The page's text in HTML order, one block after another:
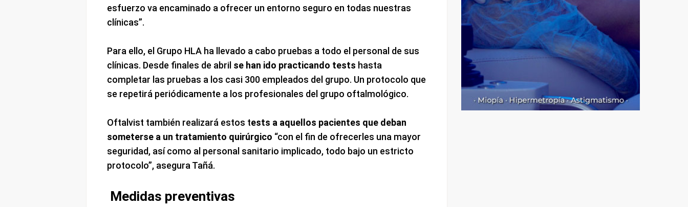
esfuerzo va encaminado a ofrecer un entorno seguro en todas nuestras
clínicas”.
Para ello, el Grupo HLA ha llevado a cabo pruebas a todo el personal de sus
clínicas. Desde finales de abril se han ido practicando tests hasta
completar las pruebas a los casi 300 empleados del grupo. Un protocolo que
se repetirá periódicamente a los profesionales del grupo oftalmológico.
Oftalvist también realizará estos tests a aquellos pacientes que deban
someterse a un tratamiento quirúrgico “con el fin de ofrecerles una mayor
seguridad, así como al personal sanitario implicado, todo bajo un estricto
protocolo”, asegura Tañá.
Medidas preventivas